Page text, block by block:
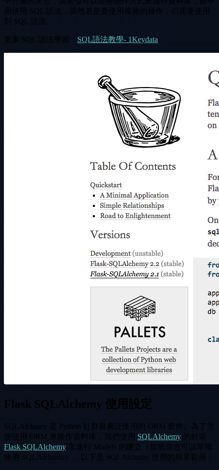
用使用 SQL 語法，當然若是要使用複雜的操作，仍需要使用
到 SQL 語法。
更多 SQL 語法學習： SQL語法教學- 1Keydata
Flask SQLAlchemy 使用設定
SQLAlchemy 是 Python 社群最廣泛使用的 ORM 套件。為了方
便使用 ORM 來操作資料庫，我們使用 SQLAlchemy 的封裝
Flask SQLAlchemy 來進行 Models 的建立（當然你也可以單獨
使用 SQLAlchemy）。以下是 SQLAlchemy 使用的簡單範例：